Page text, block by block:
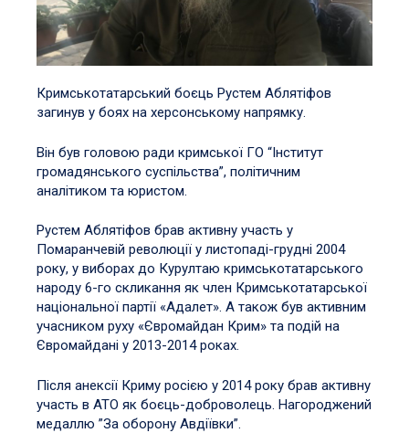
Кримськотатарський боєць Рустем Аблятіфов
загинув у боях на херсонському напрямку.
Він був головою ради кримської ГО “Інститут
громадянського суспільства”, політичним
аналітиком та юристом.
Рустем Аблятіфов брав активну участь у
Помаранчевій революції у листопаді-грудні 2004
року, у виборах до Курултаю кримськотатарського
народу 6-го скликання як член Кримськотатарської
національної партії «Адалет». А також був активним
учасником руху «Євромайдан Крим» та подій на
Євромайдані у 2013-2014 роках.
Після анексії Криму росією у 2014 року брав активну
участь в АТО як боєць-доброволець. Нагороджений
медаллю ”За оборону Авдіївки”.